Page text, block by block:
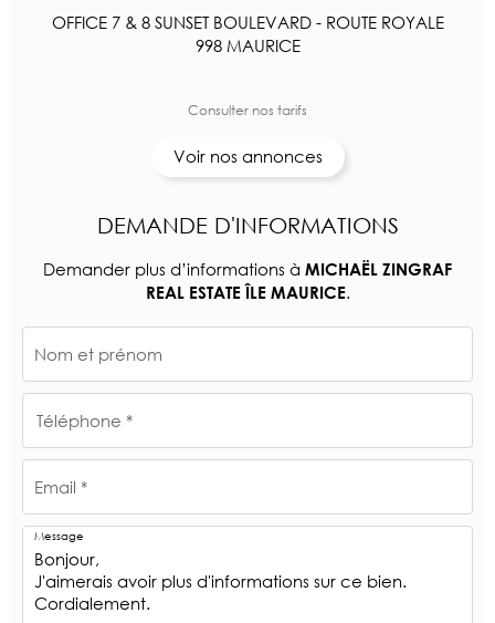
OFFICE 7 & 8 SUNSET BOULEVARD - ROUTE ROYALE
998 MAURICE
Consulter nos tarifs
Voir nos annonces
DEMANDE D'INFORMATIONS
Demander plus d’informations à MICHAËL ZINGRAF
REAL ESTATE ÎLE MAURICE.
Nom et prénom
Téléphone *
Email *
Message